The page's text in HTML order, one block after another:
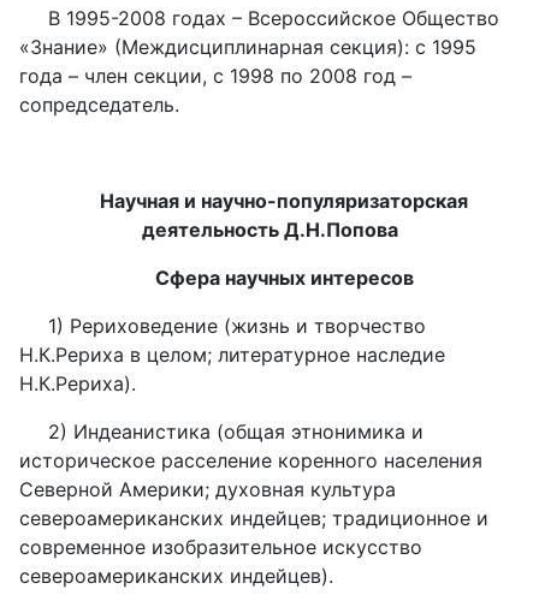
В 1995-2008 годах – Всероссийское Общество
«Знание» (Междисциплинарная секция): с 1995
года – член секции, с 1998 по 2008 год –
сопредседатель.
Научная и научно-популяризаторская
деятельность Д.Н.Попова
Сфера научных интересов
1) Рериховедение (жизнь и творчество
Н.К.Рериха в целом; литературное наследие
Н.К.Рериха).
2) Индеанистика (общая этнонимика и
историческое расселение коренного населения
Северной Америки; духовная культура
североамериканских индейцев; традиционное и
современное изобразительное искусство
североамериканских индейцев).